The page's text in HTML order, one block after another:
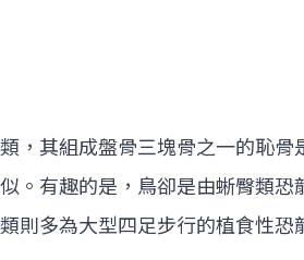
，其組成盤骨三塊骨之一的恥骨
。有趣的是，鳥卻是由蜥臀類恐
則多為大型四足步行的植食性恐